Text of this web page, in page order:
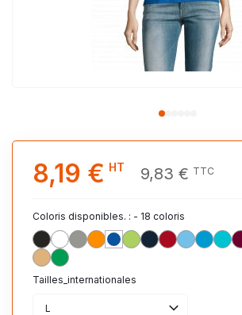
8,19 € HT 9,83 € TTC
Coloris disponibles. : - 18 coloris
NOIR_312
BLANC_102
GRIS_CHINE_360
ORANGE_400
ROYAL_241
VERT_POMME_280
MARINE_318
ROUGE 145
CIEL_200
SABLE_115VERT_PRAIRIE_275
Tailles_internationales
L